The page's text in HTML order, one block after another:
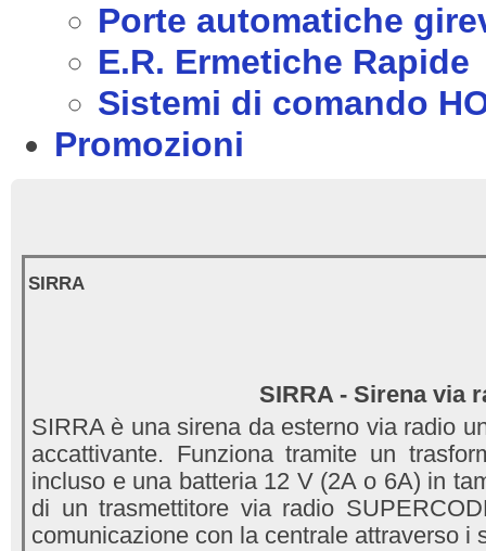
Porte automatiche
E.R. Ermetiche Rapide
Sistemi di comando
Promozioni
SIRRA
SIRRA - Sirena via
SIRRA è una sirena da esterno via radio
accattivante. Funziona tramite un
incluso e una batteria 12 V (2A o 6A) in
di un trasmettitore via radio
comunicazione con la centrale attraverso i